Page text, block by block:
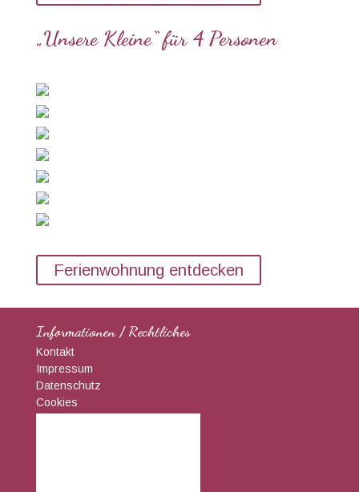
„Unsere Kleine“ für 4 Personen
Ferienwohnung entdecken
Informationen / Rechtliches
Kontakt
Impressum
Datenschutz
Cookies